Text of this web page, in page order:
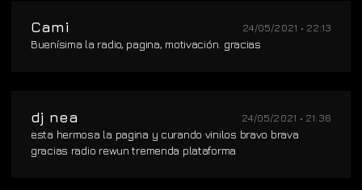
Cami 24/05/2021 • 22:13
Buenísima la radio, pagina, motivación. gracias
dj nea 24/05/2021 • 21:36
esta hermosa la pagina y curando vinilos bravo brava
gracias radio rewun tremenda plataforma